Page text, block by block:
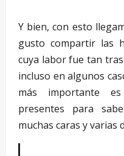
Y bien, con esto
gusto compartir las
cuya labor fue tan
incluso en algunos
más importante
presentes para
muchas caras y varias